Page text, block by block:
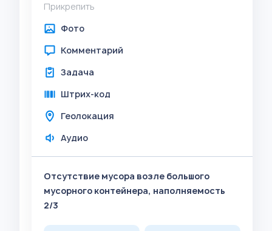
Прикрепить
Фото
Комментарий
Задача
Штрих-код
Геолокация
Аудио
Отсутствие мусора возле большого
мусорного контейнера, наполняемость
2/3